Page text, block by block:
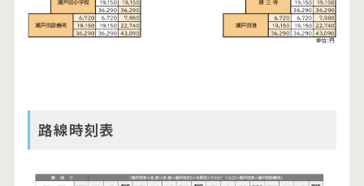
路線時刻表